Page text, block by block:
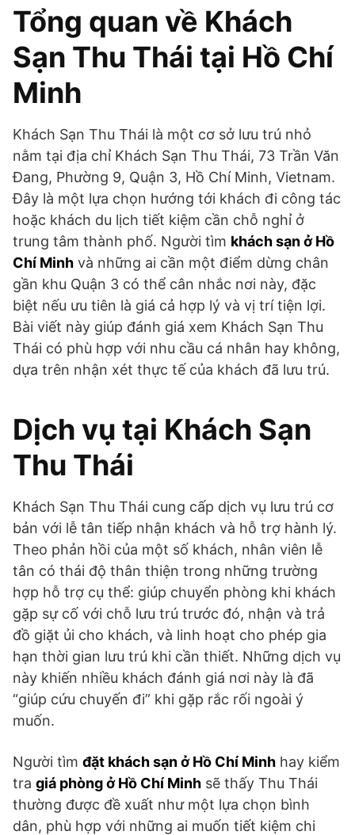
Tổng quan về Khách
Sạn Thu Thái tại Hồ Chí
Minh
Khách Sạn Thu Thái là một cơ sở lưu trú nhỏ
nằm tại địa chỉ Khách Sạn Thu Thái, 73 Trần Văn
Đang, Phường 9, Quận 3, Hồ Chí Minh, Vietnam.
Đây là một lựa chọn hướng tới khách đi công tác
hoặc khách du lịch tiết kiệm cần chỗ nghỉ ở
trung tâm thành phố. Người tìm khách sạn ở Hồ
Chí Minh và những ai cần một điểm dừng chân
gần khu Quận 3 có thể cân nhắc nơi này, đặc
biệt nếu ưu tiên là giá cả hợp lý và vị trí tiện lợi.
Bài viết này giúp đánh giá xem Khách Sạn Thu
Thái có phù hợp với nhu cầu cá nhân hay không,
dựa trên nhận xét thực tế của khách đã lưu trú.
Dịch vụ tại Khách Sạn
Thu Thái
Khách Sạn Thu Thái cung cấp dịch vụ lưu trú cơ
bản với lễ tân tiếp nhận khách và hỗ trợ hành lý.
Theo phản hồi của một số khách, nhân viên lễ
tân có thái độ thân thiện trong những trường
hợp hỗ trợ cụ thể: giúp chuyển phòng khi khách
gặp sự cố với chỗ lưu trú trước đó, nhận và trả
đồ giặt ủi cho khách, và linh hoạt cho phép gia
hạn thời gian lưu trú khi cần thiết. Những dịch vụ
này khiến nhiều khách đánh giá nơi này là đã
“giúp cứu chuyến đi” khi gặp rắc rối ngoài ý
muốn.
Người tìm đặt khách sạn ở Hồ Chí Minh hay kiểm
tra giá phòng ở Hồ Chí Minh sẽ thấy Thu Thái
thường được đề xuất như một lựa chọn bình
dân, phù hợp với những ai muốn tiết kiệm chi